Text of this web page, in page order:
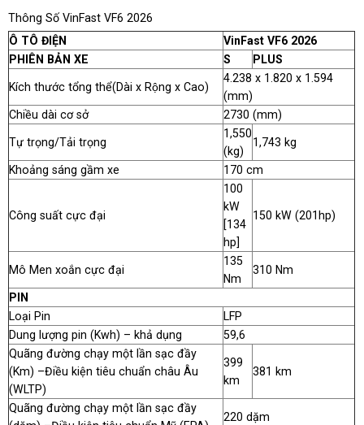
Thông Số VinFast VF6 2026
Ô TÔ ĐIỆN
VinFast VF6 2026
PHIÊN BẢN XE
S PLUS
Kích thước tổng thể(Dài x Rộng x Cao)
4.238 x 1.820 x 1.594
(mm)
Chiều dài cơ sở
2730 (mm)
Tự trọng/Tải trọng
1,550
(kg)
1,743 kg
Khoảng sáng gầm xe 170 cm
Công suất cực đại
100
kW
[134
hp]
150 kW (201hp)
Mô Men xoắn cực đại
135
Nm
310 Nm
PIN
Loại Pin
LFP
Dung lượng pin (Kwh) – khả dụng
59,6
Quãng đường chạy một lần sạc đầy
(Km) –Điều kiện tiêu chuẩn châu Âu
(WLTP)
399
km
381 km
Quãng đường chạy một lần sạc đầy
220 dặm